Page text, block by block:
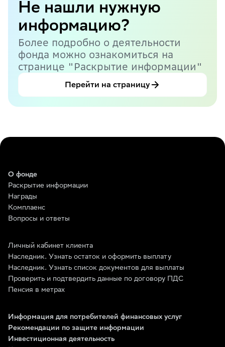
Не нашли нужную
информацию?
Более подробно о деятельности
фонда можно ознакомиться на
странице "Раскрытие информации"
Перейти на страницу
О фонде
Раскрытие информации
Награды
Комплаенс
Вопросы и ответы
Личный кабинет клиента
Наследник. Узнать остаток и оформить выплату
Наследник. Узнать список документов для выплаты
Проверить и подтвердить данные по договору ПДС
Пенсия в метрах
Информация для потребителей финансовых услуг
Рекомендации по защите информации
Инвестиционная деятельность